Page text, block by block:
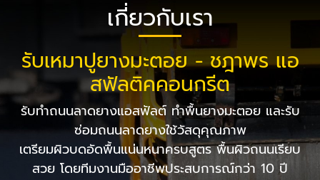
เกี่ยวกับเรา
รับเหมาปูยางมะตอย - ชฎาพร แอ
สฟัลติคคอนกรีต
รับทำถนนลาดยางแอสฟัลต์ ทำพื้นยางมะตอย และรับ
ซ่อมถนนลาดยางใช้วัสดุคุณภาพ
เตรียมผิวบดอัดพื้นแน่นหนาครบสูตร พื้นผิวถนนเรียบ
สวย โดยทีมงานมืออาชีพประสบการณ์กว่า 10 ปี